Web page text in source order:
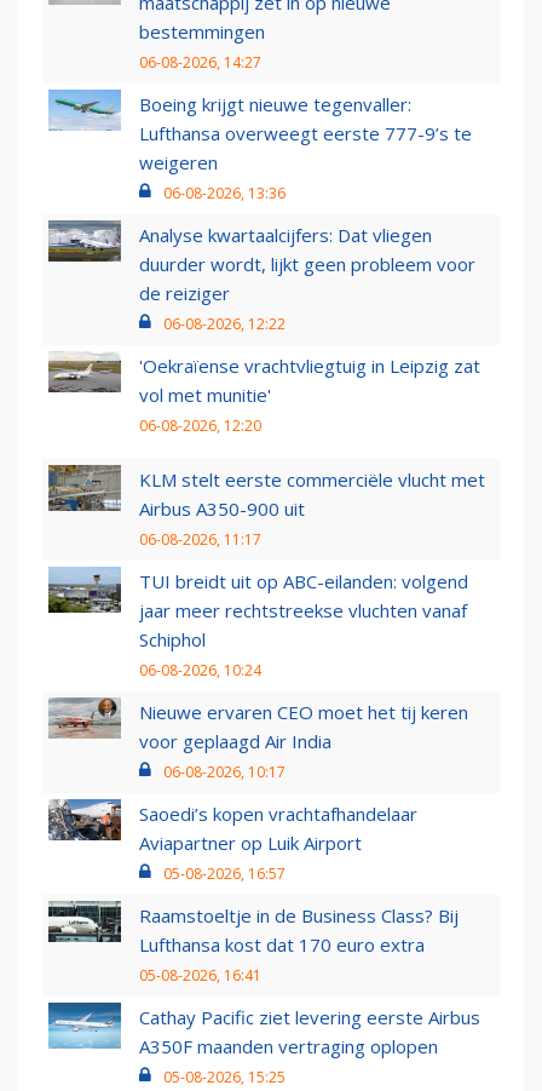
bestemmingen
06-08-2026, 14:27
Boeing krijgt nieuwe tegenvaller:
Lufthansa overweegt eerste 777-9’s te
weigeren
06-08-2026, 13:36
Analyse kwartaalcijfers: Dat vliegen
duurder wordt, lijkt geen probleem voor
de reiziger
06-08-2026, 12:22
'Oekraïense vrachtvliegtuig in Leipzig zat
vol met munitie'
06-08-2026, 12:20
KLM stelt eerste commerciële vlucht met
Airbus A350-900 uit
06-08-2026, 11:17
TUI breidt uit op ABC-eilanden: volgend
jaar meer rechtstreekse vluchten vanaf
Schiphol
06-08-2026, 10:24
Nieuwe ervaren CEO moet het tij keren
voor geplaagd Air India
06-08-2026, 10:17
Saoedi’s kopen vrachtafhandelaar
Aviapartner op Luik Airport
05-08-2026, 16:57
Raamstoeltje in de Business Class? Bij
Lufthansa kost dat 170 euro extra
05-08-2026, 16:41
Cathay Pacific ziet levering eerste Airbus
A350F maanden vertraging oplopen
05-08-2026, 15:25